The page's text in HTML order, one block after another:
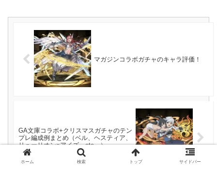
マガジンコラボガチャのキャラ評価！
GA文庫コラボ+クリスマスガチャのテン
プレ編成例まとめ（ベル、ヘスティア、
リューリオン×アイズ、etc…）
ホーム 検索 トップ サイドバー